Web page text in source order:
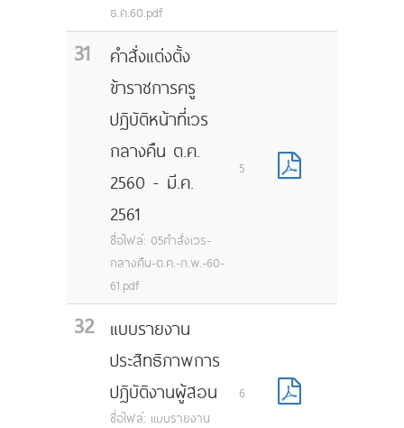
ธ.ค.60.pdf
31
คำสั่งแต่งตั้ง
ข้าราชการครู
ปฏิบัติหน้าที่เวร
กลางคืน ต.ค.
2560 - มี.ค.
2561
ชื่อไฟล์: 05คำสั่งเวร-
กลางคืน-ต.ค.-ก.พ.-60-
61.pdf
5
32
แบบรายงาน
ประสิทธิภาพการ
ปฏิบัติงานผู้สอน
ชื่อไฟล์: แบบรายงาน
6